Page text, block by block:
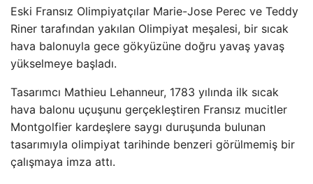
Eski Fransız Olimpiyatçılar Marie-Jose Perec ve Teddy
Riner tarafından yakılan Olimpiyat meşalesi, bir sıcak
hava balonuyla gece gökyüzüne doğru yavaş yavaş
yükselmeye başladı.
Tasarımcı Mathieu Lehanneur, 1783 yılında ilk sıcak
hava balonu uçuşunu gerçekleştiren Fransız mucitler
Montgolfier kardeşlere saygı duruşunda bulunan
tasarımıyla olimpiyat tarihinde benzeri görülmemiş bir
çalışmaya imza attı.